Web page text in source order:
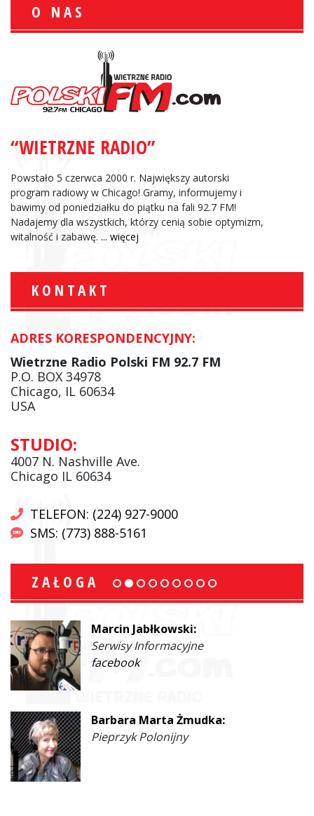
O NAS
“WIETRZNE RADIO”
Powstało 5 czerwca 2000 r. Największy autorski
program radiowy w Chicago! Gramy, informujemy i
bawimy od poniedziałku do piątku na fali 92.7 FM!
Nadajemy dla wszystkich, którzy cenią sobie optymizm,
witalność i zabawę. ... więcej
KONTAKT
ADRES KORESPONDENCYJNY:
Wietrzne Radio Polski FM 92.7 FM
P.O. BOX 34978
Chicago, IL 60634
USA
STUDIO:
4007 N. Nashville Ave.
Chicago IL 60634
TELEFON: (224) 927-9000
SMS: (773) 888-5161
ZAŁOGA
Beata Kociołek:
Serwisy informacyjne
Ewa Malinowski:
Współprowadząca